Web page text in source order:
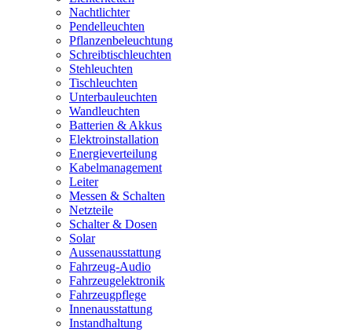
Nachtlichter
Pendelleuchten
Pflanzenbeleuchtung
Schreibtischleuchten
Stehleuchten
Tischleuchten
Unterbauleuchten
Wandleuchten
Batterien & Akkus
Elektroinstallation
Energieverteilung
Kabelmanagement
Leiter
Messen & Schalten
Netzteile
Schalter & Dosen
Solar
Aussenausstattung
Fahrzeug-Audio
Fahrzeugelektronik
Fahrzeugpflege
Innenausstattung
Instandhaltung